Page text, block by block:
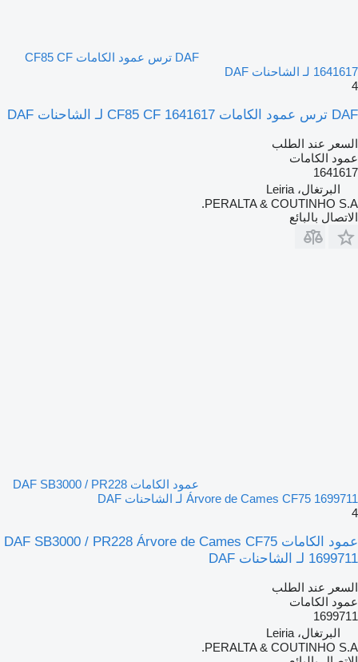
DAF ترس عمود الكامات CF85 CF
1641617 لـ الشاحنات DAF
4
DAF ترس عمود الكامات CF85 CF 1641617 لـ الشاحنات DAF
السعر عند الطلب
عمود الكامات
1641617
البرتغال، Leiria
PERALTA & COUTINHO S.A.
الاتصال بالبائع
عمود الكامات DAF SB3000 / PR228
Árvore de Cames CF75 1699711 لـ الشاحنات DAF
4
عمود الكامات DAF SB3000 / PR228 Árvore de Cames CF75
1699711 لـ الشاحنات DAF
السعر عند الطلب
عمود الكامات
1699711
البرتغال، Leiria
PERALTA & COUTINHO S.A.